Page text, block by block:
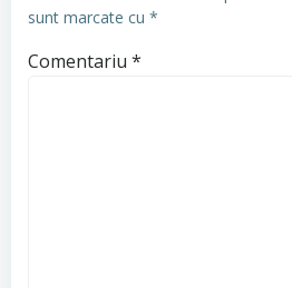
sunt marcate cu *
Comentariu *